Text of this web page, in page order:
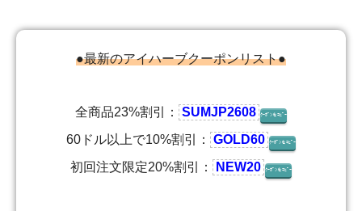
●最新のアイハーブクーポンリスト●
全商品23%割引： SUMJP2608 ｸｰﾎﾟﾝをｺﾋﾟｰ
60ドル以上で10%割引： GOLD60 ｸｰﾎﾟﾝをｺﾋﾟｰ
初回注文限定20%割引： NEW20 ｸｰﾎﾟﾝをｺﾋﾟｰ